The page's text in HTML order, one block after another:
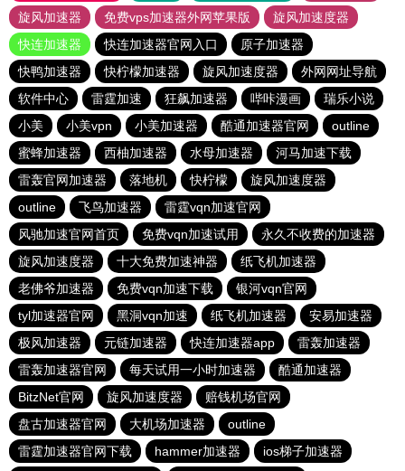
旋风加速器
免费vps加速器外网苹果版
旋风加速度器
快连加速器
快连加速器官网入口
原子加速器
快鸭加速器
快柠檬加速器 旋风加速度器
外网网址导航
软件中心
雷霆加速 狂飙加速器 哔咔漫画
瑞乐小说
小美
小美vpn 小美加速器 酷通加速器官网
outline
蜜蜂加速器
西柚加速器 水母加速器
河马加速下载
雷轰官网加速器
落地机 快柠檬
旋风加速度器
outline
飞鸟加速器
雷霆vqn加速官网
风驰加速官网首页
免费vqn加速试用
永久不收费的加速器
旋风加速度器
十大免费加速神器
纸飞机加速器
老佛爷加速器
免费vqn加速下载
银河vqn官网
tyl加速器官网
黑洞vqn加速 纸飞机加速器
安易加速器
极风加速器
元链加速器 快连加速器app
雷轰加速器
雷轰加速器官网
每天试用一小时加速器
酷通加速器
BitzNet官网
旋风加速度器
赔钱机场官网
盘古加速器官网
大机场加速器
outline
雷霆加速器官网下载
hammer加速器 ios梯子加速器